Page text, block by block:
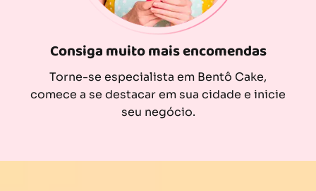
Consiga muito mais encomendas
Torne-se especialista em Bentô Cake,
comece a se destacar em sua cidade e inicie
seu negócio.